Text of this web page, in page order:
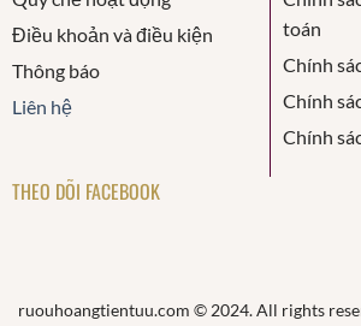
Điều khoản và điều kiện
Thông báo
Liên hệ
toán
Chính
Chính
Chính
THEO DÕI FACEBOOK
ruouhoangtientuu.com © 2024. All rights